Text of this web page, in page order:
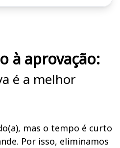
à aprovação:
é a melhor
mas o tempo é curto
Por isso, eliminamos